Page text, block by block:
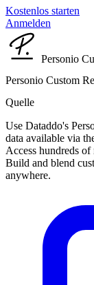
Kostenlos starten
Anmelden
Personio
Personio Custom
Quelle
Use Dataddo's
data available via
Access hundreds
Build and blend
anywhere.